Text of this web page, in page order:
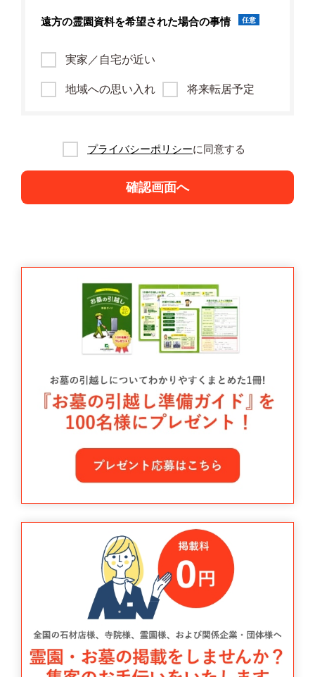
遠方の霊園資料を希望された場合の事情 任意
実家／自宅が近い
地域への思い入れ 将来転居予定
プライバシーポリシーに同意する
確認画面へ